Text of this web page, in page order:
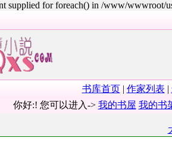
supplied for foreach() in /www/wwwroot/
书库首页| 作家列表 |
你好:! 您可以进入-> 我的书屋 我的书